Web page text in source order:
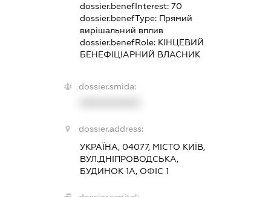
dossier.benefInterest:70
dossier.benefType: Прямий
вирішальний вплив
dossier.benefRole: КІНЦЕВИЙ
БЕНЕФІЦІАРНИЙ ВЛАСНИК
dossier.smida:
dossier.address:
УКРАЇНА, 04077, МІСТО КИЇВ,
ВУЛ.ДНІПРОВОДСЬКА,
БУДИНОК 1А, ОФІС 1